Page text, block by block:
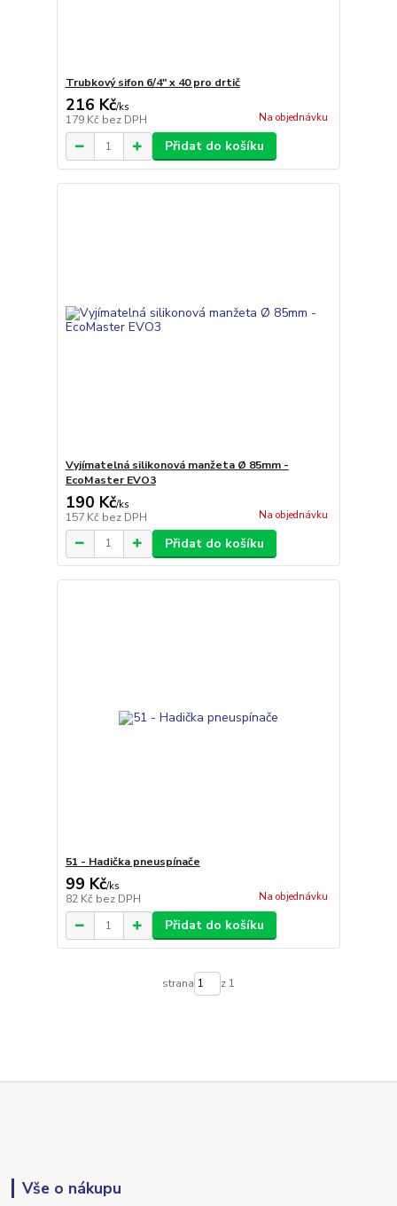
Trubkový sifon 6/4" x 40 pro drtič
216 Kč/ks
179 Kč bez DPH Na objednávku
Přidat do košíku
Vyjímatelná silikonová manžeta Ø 85mm -
EcoMaster EVO3
190 Kč/ks
157 Kč bez DPH Na objednávku
Přidat do košíku
51 - Hadička pneuspínače
99 Kč/ks
82 Kč bez DPH Na objednávku
Přidat do košíku
strana z 1
Vše o nákupu